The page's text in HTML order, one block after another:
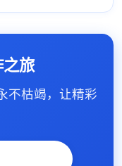
旅
不枯竭，让精彩